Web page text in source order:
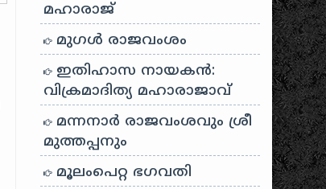
മഹാരാജ്
മുഗൾ രാജവംശം
ഇതിഹാസ നായകൻ:
വിക്രമാദിത്യ മഹാരാജാവ്
മന്നനാർ രാജവംശവും ശ്രീ
മുത്തപ്പനും
മൂലംപെറ്റ ഭഗവതി